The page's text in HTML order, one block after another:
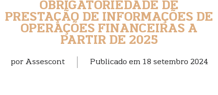
OBRIGATORIEDADE DE
PRESTAÇÃO DE INFORMAÇÕES DE
OPERAÇÕES FINANCEIRAS A
PARTIR DE 2025
por Assescont Publicado em 18 setembro 2024